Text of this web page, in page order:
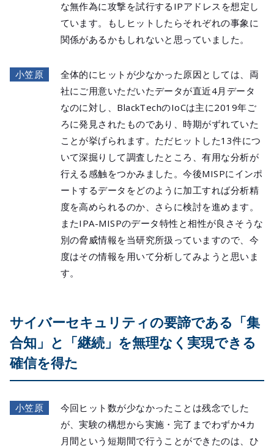
な無作為に攻撃を試行するIPアドレスを想定し
ています。もしヒットしたらそれぞれの事象に
関係があるかもしれないと思っていました。
小笠原
全体的にヒットが少なかった原因としては、両
社にご用意いただいたデータが直近4月データ
なのに対し、BlackTechのIoCは主に2019年ご
ろに発見されたものであり、時期がずれていた
ことが挙げられます。ただヒットした13件につ
いて深掘りして調査したところ、有用な分析が
行える感触をつかみました。今後MISPにインポ
ートするデータをどのように加工すれば分析精
度を高められるのか、さらに検討を進めます。
またIPA-MISPのデータ特性と相性が良さそうな
別の脅威情報を当研究所扱っていますので、今
度はその情報を用いて分析してみようと思いま
す。
サイバーセキュリティの要諦である「集
合知」と「継続」を無理なく実現できる
確信を得た
小笠原
今回ヒット数が少なかったことは残念でした
が、実験の構想から実施・完了までわずか4カ
月間という短期間で行うことができたのは、ひ